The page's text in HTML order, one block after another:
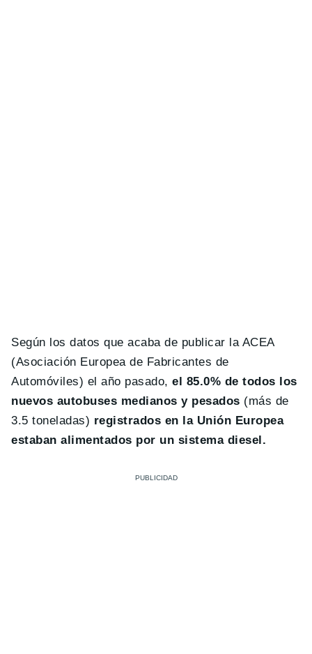
Según los datos que acaba de publicar la ACEA
(Asociación Europea de Fabricantes de
Automóviles) el año pasado,el 85.0% de todos los
nuevos autobuses medianos y pesados (más de
3.5 toneladas) registrados en la Unión Europea
estaban alimentados por un sistema diesel.